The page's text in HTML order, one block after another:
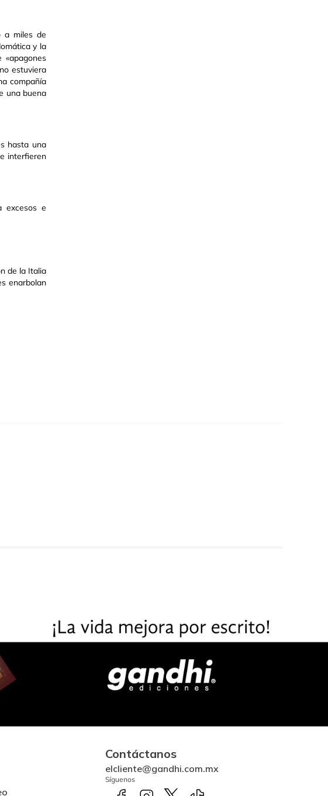
a miles de
y la
estuviera
compañía
una buena
hasta una
interfieren
excesos e
de la Italia
enarbolan
Contáctanos
elcliente@gandhi.com.mx
Síguenos